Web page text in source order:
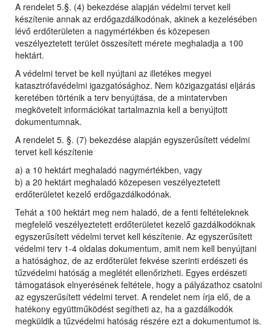
A rendelet 5.§. (4) bekezdése alapján védelmi tervet kell
készítenie annak az erdőgazdálkodónak, akinek a kezelésében
lévő erdőterületen a nagymértékben és közepesen
veszélyeztetett terület összesített mérete meghaladja a 100
hektárt.
A védelmi tervet be kell nyújtani az illetékes megyei
katasztrófavédelmi igazgatósághoz. Nem közigazgatási eljárás
keretében történik a terv benyújtása, de a mintatervben
megkövetelt információkat tartalmaznia kell a benyújtott
dokumentumnak.
A rendelet 5. §. (7) bekezdése alapján egyszerűsített védelmi
tervet kell készítenie
a) a 10 hektárt meghaladó nagymértékben, vagy
b) a 20 hektárt meghaladó közepesen veszélyeztetett
erdőterületet kezelő erdőgazdálkodónak.
Tehát a 100 hektárt meg nem haladó, de a fenti feltételeknek
megfelelő veszélyeztetett erdőterületet kezelő gazdálkodóknak
egyszerűsített védelmi tervet kell készítenie. Az egyszerűsített
védelmi terv 1-4 oldalas dokumentum, amit nem kell benyújtani
a hatósághoz, de az erdőterület fekvése szerinti erdészeti és
tűzvédelmi hatóság a meglétét ellenőrizheti. Egyes erdészeti
támogatások elnyerésének feltétele, hogy a pályázathoz csatolni
az egyszerűsített védelmi tervet. A rendelet nem írja elő, de a
hatékony együttműködést segítheti az, ha a gazdálkodók
megküldik a tűzvédelmi hatóság részére ezt a dokumentumot is.